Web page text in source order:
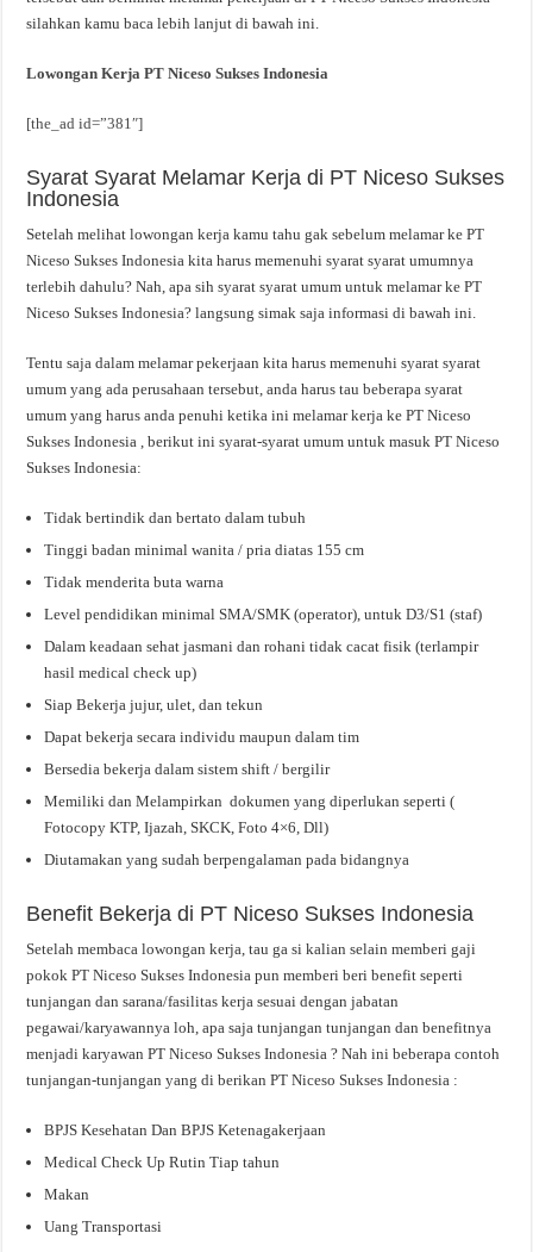
silahkan kamu baca lebih lanjut di bawah ini.
Lowongan Kerja PT Niceso Sukses Indonesia
[the_ad id=”381″]
Syarat Syarat Melamar Kerja di PT Niceso Sukses
Indonesia
Setelah melihat lowongan kerja kamu tahu gak sebelum melamar ke PT
Niceso Sukses Indonesia kita harus memenuhi syarat syarat umumnya
terlebih dahulu? Nah, apa sih syarat syarat umum untuk melamar ke PT
Niceso Sukses Indonesia? langsung simak saja informasi di bawah ini.
Tentu saja dalam melamar pekerjaan kita harus memenuhi syarat syarat
umum yang ada perusahaan tersebut, anda harus tau beberapa syarat
umum yang harus anda penuhi ketika ini melamar kerja ke PT Niceso
Sukses Indonesia , berikut ini syarat-syarat umum untuk masuk PT Niceso
Sukses Indonesia:
Tidak bertindik dan bertato dalam tubuh
Tinggi badan minimal wanita / pria diatas 155 cm
Tidak menderita buta warna
Level pendidikan minimal SMA/SMK (operator), untuk D3/S1 (staf)
Dalam keadaan sehat jasmani dan rohani tidak cacat fisik (terlampir
hasil medical check up)
Siap Bekerja jujur, ulet, dan tekun
Dapat bekerja secara individu maupun dalam tim
Bersedia bekerja dalam sistem shift / bergilir
Memiliki dan Melampirkan dokumen yang diperlukan seperti (
Fotocopy KTP, Ijazah, SKCK, Foto 4×6, Dll)
Diutamakan yang sudah berpengalaman pada bidangnya
Benefit Bekerja di PT Niceso Sukses Indonesia
Setelah membaca lowongan kerja, tau ga si kalian selain memberi gaji
pokok PT Niceso Sukses Indonesia pun memberi beri benefit seperti
tunjangan dan sarana/fasilitas kerja sesuai dengan jabatan
pegawai/karyawannya loh, apa saja tunjangan tunjangan dan benefitnya
menjadi karyawan PT Niceso Sukses Indonesia ? Nah ini beberapa contoh
tunjangan-tunjangan yang di berikan PT Niceso Sukses Indonesia :
BPJS Kesehatan Dan BPJS Ketenagakerjaan
Medical Check Up Rutin Tiap tahun
Makan
Uang Transportasi